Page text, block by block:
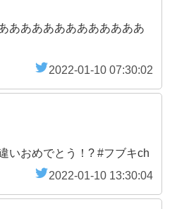
ああああああああああああ
2022-01-10 07:30:02
いおめでとう！? #フブキch
2022-01-10 13:30:04